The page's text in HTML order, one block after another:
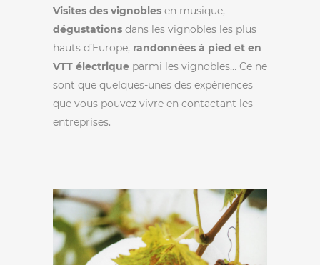
Visites des vignobles en musique,
dégustations dans les vignobles les plus
hauts d’Europe, randonnées à pied et en
VTT électrique parmi les vignobles… Ce ne
sont que quelques-unes des expériences
que vous pouvez vivre en contactant les
entreprises.